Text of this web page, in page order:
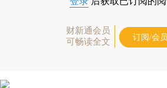
财新通会员
可畅读全文
订阅/会